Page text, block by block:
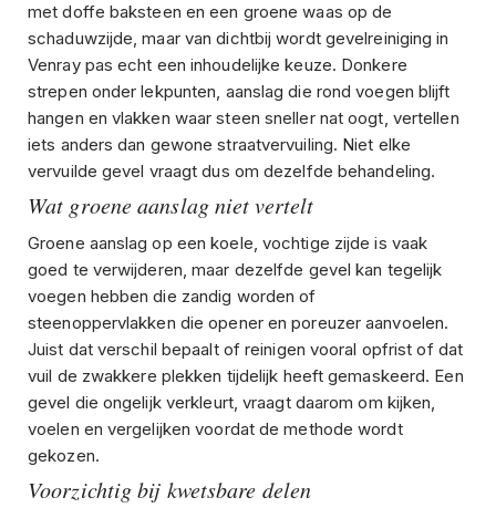
met doffe baksteen en een groene waas op de
schaduwzijde, maar van dichtbij wordt gevelreiniging in
Venray pas echt een inhoudelijke keuze. Donkere
strepen onder lekpunten, aanslag die rond voegen blijft
hangen en vlakken waar steen sneller nat oogt, vertellen
iets anders dan gewone straatvervuiling. Niet elke
vervuilde gevel vraagt dus om dezelfde behandeling.
Wat groene aanslag niet vertelt
Groene aanslag op een koele, vochtige zijde is vaak
goed te verwijderen, maar dezelfde gevel kan tegelijk
voegen hebben die zandig worden of
steenoppervlakken die opener en poreuzer aanvoelen.
Juist dat verschil bepaalt of reinigen vooral opfrist of dat
vuil de zwakkere plekken tijdelijk heeft gemaskeerd. Een
gevel die ongelijk verkleurt, vraagt daarom om kijken,
voelen en vergelijken voordat de methode wordt
gekozen.
Voorzichtig bij kwetsbare delen